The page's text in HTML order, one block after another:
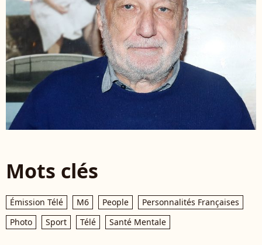
Mots clés
Émission Télé M6 People
Personnalités Françaises
Photo
Sport Télé Santé Mentale